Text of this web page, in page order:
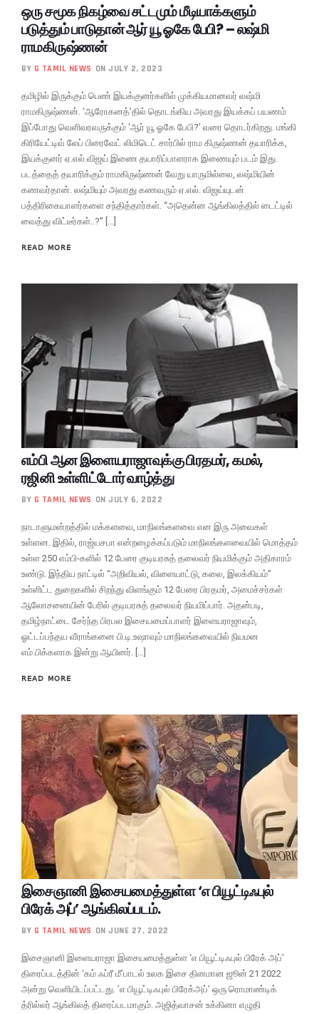
ஒரு சமூக நிகழ்வை சட்டமும் மீடியாக்களும்
படுத்தும் பாடுதான் ஆர் யூ ஓகே பேபி? – லஷ்மி
ராமகிருஷ்ணன்
BY G TAMIL NEWS ON JULY 2, 2023
தமிழில் இருக்கும் பெண் இயக்குனர்களில் முக்கியமானவர் லஷ்மி
ராமகிருஷ்ணன். ‘ஆரோகனத்’தில் தொடங்கிய அவரது இயக்கப் பயணம்
இப்போது வெளிவரவருக்கும் ‘ஆர் யூ ஓகே பேபி?’ வரை தொடர்கிறது. மங்கி
கிரியேட்டிவ் லேப் பிரைவேட் லிமிடெட் சார்பில் ராம கிருஷ்ணன் தயாரிக்க,
இயக்குனர் ஏ.எல்.விஜய் இணை தயாரிப்பாளராக இணையும் படம் இது.
படத்தைத் தயாரிக்கும் ராமகிருஷ்ணன் வேறு யாருமில்லை, லஷ்மியின்
கணவர்தான். லஷ்மியும் அவரது கணவரும் ஏ.எல். விஜய்யுடன்
பத்திரிகையாளர்களை சந்தித்தார்கள். “அதென்ன ஆங்கிலத்தில் டைட்டில்
வைத்து விட்டீர்கள்..?” […]
READ MORE
எம்பி ஆன இளையராஜாவுக்கு பிரதமர், கமல்,
ரஜினி உள்ளிட்டோர் வாழ்த்து
BY G TAMIL NEWS ON JULY 6, 2022
நாடாளுமன்றத்தில் மக்களவை, மாநிலங்களவை என இரு அவைகள்
உள்ளன. இதில், ராஜ்யசபா என்றழைக்கப்படும் மாநிலங்களவையில் மொத்தம்
உள்ள 250 எம்பி-களில் 12 பேரை குடியரசுத் தலைவர் நியமிக்கும் அதிகாரம்
உண்டு. இந்திய நாட்டில் “அறிவியல், விளையாட்டு, கலை, இலக்கியம்”
உள்ளிட்ட துறைகளில் சிறந்து விளங்கும் 12 பேரை பிரதமர், அமைச்சர்கள்
ஆலோசனையின் பேரில் குடியரசுத் தலைவர் நியமிப்பார். அதன்படி,
தமிழ்நாட்டை சேர்ந்த பிரபல இசையமைப்பாளர் இளையராஜாவும்,
ஓட்டப்பந்தய வீராங்கனை பி.டி.உஷாவும் மாநிலங்கவையில் நியமன
எம்.பிக்களாக இன்று ஆயினர். […]
READ MORE
இசைஞானி இசையமைத்துள்ள ‘எ பியூட்டிஃபுல்
பிரேக் அப்’ ஆங்கிலப்படம்.
BY G TAMIL NEWS ON JUNE 27, 2022
இசைஞானி இளையராஜா இசையமைத்துள்ள ‘எ பியூட்டிஃபுல் பிரேக் அப்’
திரைப்படத்தின் ‘கம் ஃப்ரீ மீ’பாடல் உலக இசை தினமான ஜூன் 21 2022
அன்று வெளியிடப்பட்டது. ’எ பியூட்டிஃபுல் பிரேக்அப்’ ஒரு ரொமாண்டிக்
த்ரில்லர் ஆங்கிலத் திரைப்படமாகும். அஜித்வாசன் உக்கினா எழுதி